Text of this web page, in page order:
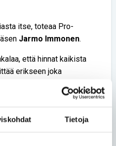
Tietoja
itse, toteaa Pro-
Jarmo Immonen.
että hinnat kaikista
erikseen joka
Facebook-sivuilla.